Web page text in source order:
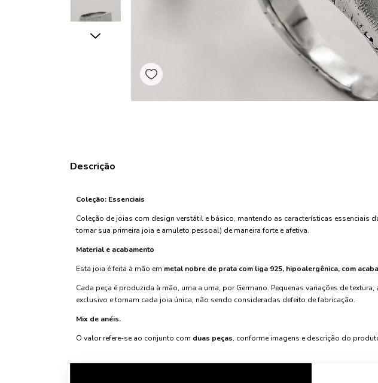
Descrição
Coleção: Essenciais
Coleção de joias com design verstátil e básico, mantendo as características essenciais
tornar sua primeira joia e amuleto pessoal) de maneira forte e afetiva.
Material e acabamento
Esta joia é feita à mão em metal nobre de prata com liga 925, hipoalergênica, com
Cada peça é produzida à mão, uma a uma, por Germano. Pequenas variações de
exclusivo e tornam cada joia única, não sendo consideradas defeito de fabricação.
Mix de anéis.
O valor refere-se ao conjunto com duas peças, conforme imagens e descrição do